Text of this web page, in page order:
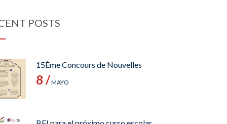
POSTS
15Ème Concours de Nouvelles
8 /MAYO